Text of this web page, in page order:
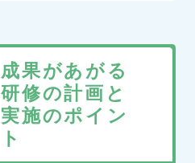
成果があがる
研修の計画と
実施のポイン
ト